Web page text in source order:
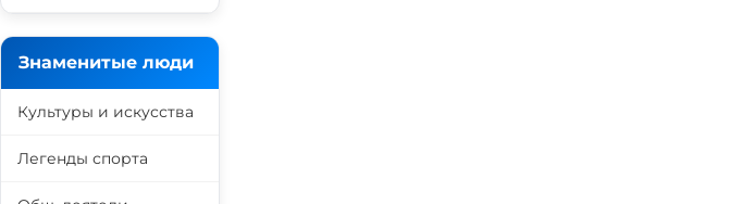
Знаменитые люди
Культуры и искусства
Легенды спорта